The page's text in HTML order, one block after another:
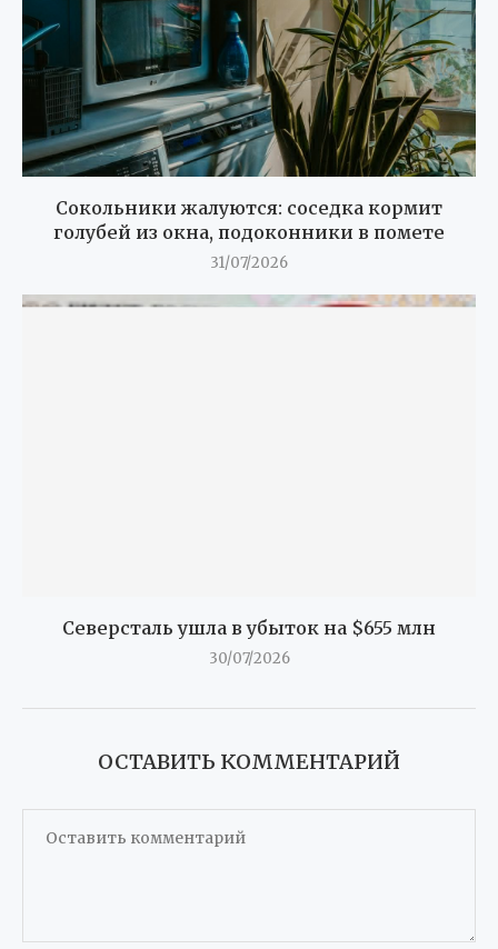
Сокольники жалуются: соседка кормит
голубей из окна, подоконники в помете
31/07/2026
Северсталь ушла в убыток на $655 млн
30/07/2026
ОСТАВИТЬ КОММЕНТАРИЙ